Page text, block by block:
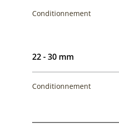
Conditionnement
22 - 30 mm
Conditionnement